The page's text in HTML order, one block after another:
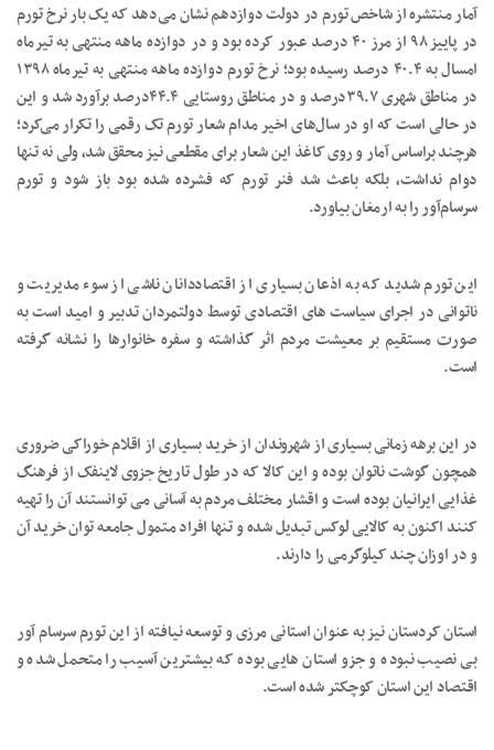
آمار منتشره از شاخص تورم در دولت دوازدهم نشان می‌دهد که یک بار نرخ تورم
در پاییز ۹۸ از مرز ۴۰ درصد عبور کرده بود و در دوازده ماهه منتهی به تیرماه
امسال به ۴۰.۴ درصد رسیده بود؛ نرخ تورم دوازده ماهه منتهی به تیرماه ۱۳۹۸
در مناطق شهری ۳۹.۷درصد و در مناطق روستایی ۴۴.۴درصد برآورد شد و این
در حالی است که او در سال‌های اخیر مدام شعار تورم تک رقمی را تکرار می‌کرد؛
هرچند براساس آمار و روی کاغذ این شعار برای مقطعی نیز محقق شد، ولی نه تنها
دوام نداشت، بلکه باعث شد فنر تورم که فشرده شده بود باز شود و تورم
سرسام‌آور را به ارمغان بیاورد.
این تورم شدید که به اذعان بسیاری از اقتصاددانان ناشی از سوء مدیریت و
ناتوانی در اجرای سیاست های اقتصادی توسط دولتمردان تدبیر و امید است به
صورت مستقیم بر معیشت مردم اثر گذاشته و سفره خانوارها را نشانه گرفته
است.
در این برهه زمانی بسیاری از شهروندان از خرید بسیاری از اقلام خوراکی ضروری
همچون گوشت ناتوان بوده و این کالا که در طول تاریخ جزوی لاینفک از فرهنگ
غذایی ایرانیان بوده است و اقشار مختلف مردم به آسانی می توانستند آن را تهیه
کنند اکنون به کالایی لوکس تبدیل شده و تنها افراد متمول جامعه توان خرید آن
و در اوزان چند کیلوگرمی را دارند.
استان کردستان نیز به عنوان استانی مرزی و توسعه نیافته از این تورم سرسام آور
بی نصیب نبوده و جزو استان هایی بوده که بیشترین آسیب را متحمل شده و
اقتصاد این استان کوچکتر شده است.